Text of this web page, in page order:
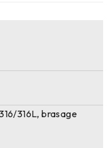
316L, brasage